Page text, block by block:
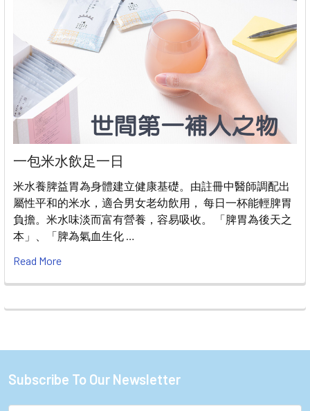
一包米水飲足一日
米水養脾益胃為身體建立健康基礎。由註冊中醫師調配出
屬性平和的米水，適合男女老幼飲用， 每日一杯能輕脾胃
負擔。米水味淡而富有營養，容易吸收。 「脾胃為後天之
本」、「脾為氣血生化 …
Read More
Footer
Subscribe To Our Newsletter